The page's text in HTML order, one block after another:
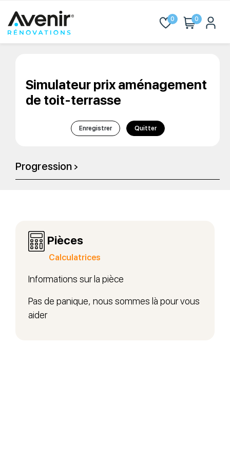
0 0
Simulateur prix aménagement
de toit-terrasse
Enregistrer Quitter
Progression
Pièces
Calculatrices
Informations sur la pièce
Pas de panique, nous sommes là pour vous
aider